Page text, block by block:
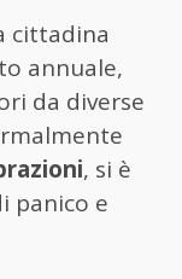
cittadina
annuale,
da diverse
, si è
panico e